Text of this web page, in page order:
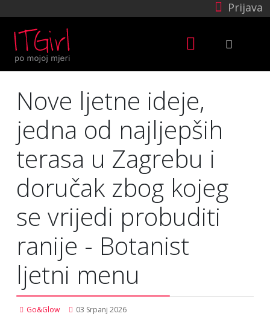
Prijava
Nove ljetne ideje,
jedna od najljepših
terasa u Zagrebu i
doručak zbog kojeg
se vrijedi probuditi
ranije - Botanist
ljetni menu
Go&Glow 03 Srpanj 2026